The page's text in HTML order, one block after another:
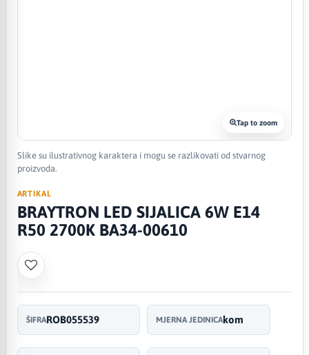
Tap to zoom
Slike su ilustrativnog karaktera i mogu se razlikovati od stvarnog
proizvoda.
ARTIKAL
BRAYTRON LED SIJALICA 6W E14
R50 2700K BA34-00610
ŠIFRAROB055539 MJERNA JEDINICAkom